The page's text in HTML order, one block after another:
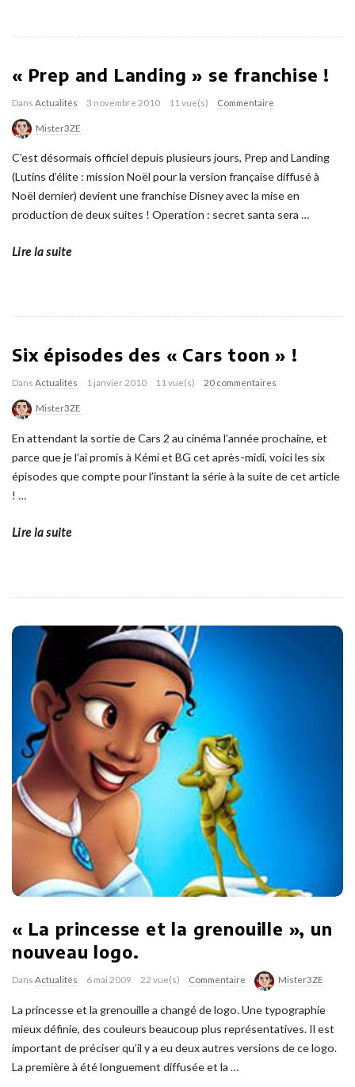
« Prep and Landing » se franchise !
Dans Actualités 3 novembre 2010 11 vue(s) Commentaire
Mister3ZE
C’est désormais officiel depuis plusieurs jours, Prep and Landing
(Lutins d’élite : mission Noël pour la version française diffusé à
Noël dernier) devient une franchise Disney avec la mise en
production de deux suites ! Operation : secret santa sera …
Lire la suite
Six épisodes des « Cars toon » !
Dans Actualités 1 janvier 2010 11 vue(s) 20 commentaires
Mister3ZE
En attendant la sortie de Cars 2 au cinéma l’année prochaine, et
parce que je l’ai promis à Kémi et BG cet après-midi, voici les six
épisodes que compte pour l’instant la série à la suite de cet article
! …
Lire la suite
« La princesse et la grenouille », un
nouveau logo.
Dans Actualités 6 mai 2009 22 vue(s) Commentaire Mister3ZE
La princesse et la grenouille a changé de logo. Une typographie
mieux définie, des couleurs beaucoup plus représentatives. Il est
important de préciser qu’il y a eu deux autres versions de ce logo.
La première à été longuement diffusée et la …